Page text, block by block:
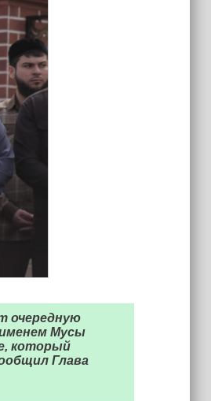
очередную
Мусы
который
Глава